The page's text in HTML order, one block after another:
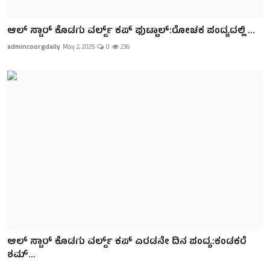
ಆಲ್ ಸ್ಟಾರ್ ಕೊಡಗು ವರ್ಲ್ಡ್ ಕಪ್ ಫುಟ್ಬಾಲ್:ರೋಚಕ‌ ಪಂದ್ಯದಲ್ಲಿ ...
admincoorgdaily May 2, 2025 0 236
ಆಲ್ ಸ್ಟಾರ್ ಕೊಡಗು ವರ್ಲ್ಡ್ ಕಪ್ ಎರಡನೇ ದಿನ ಪಂದ್ಯ:ಕಂಡಕರೆ
ಶಮ್...